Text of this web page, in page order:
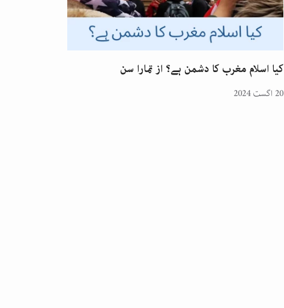
کیا اسلام مغرب کا دشمن ہے؟ از تمارا سن
20 اگست 2024